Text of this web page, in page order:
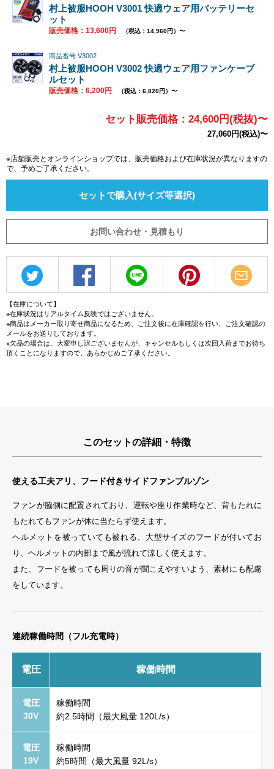
村上被服HOOH V3001 快適ウェア用バッテリーセ
ット
販売価格：13,600円 （税込：14,960円）〜
商品番号 V3002
村上被服HOOH V3002 快適ウェア用ファンケーブ
ルセット
販売価格：6,200円 （税込：6,820円）〜
セット販売価格：24,600円(税抜)〜
27,060円(税込)〜
※店舗販売とオンラインショップでは、販売価格および在庫状況が異なりますの
で、予めご了承ください。
セットで購入(サイズ等選択)
お問い合わせ・見積もり
【在庫について】
※在庫状況はリアルタイム反映ではございません。
※商品はメーカー取り寄せ商品になるため、ご注文後に在庫確認を行い、ご注文確認の
メールをお送りしております。
※欠品の場合は、大変申し訳ございませんが、キャンセルもしくは次回入荷までお待ち
頂くことになりますので、あらかじめご了承ください。
このセットの詳細・特徴
使える工夫アリ、フード付きサイドファンブルゾン
ファンが脇側に配置されており、運転や座り作業時など、背もたれに
もたれてもファンが体に当たらず使えます。
ヘルメットを被っていても被れる、大型サイズのフードが付いてお
り、ヘルメットの内部まで風が流れて涼しく使えます。
また、フードを被っても周りの音が聞こえやすいよう、素材にも配慮
をしています。
連続稼働時間（フル充電時）
電圧 稼働時間
電圧
30V
稼働時間
約2.5時間（最大風量 120L/s）
電圧
19V
稼働時間
約5時間（最大風量 92L/s）